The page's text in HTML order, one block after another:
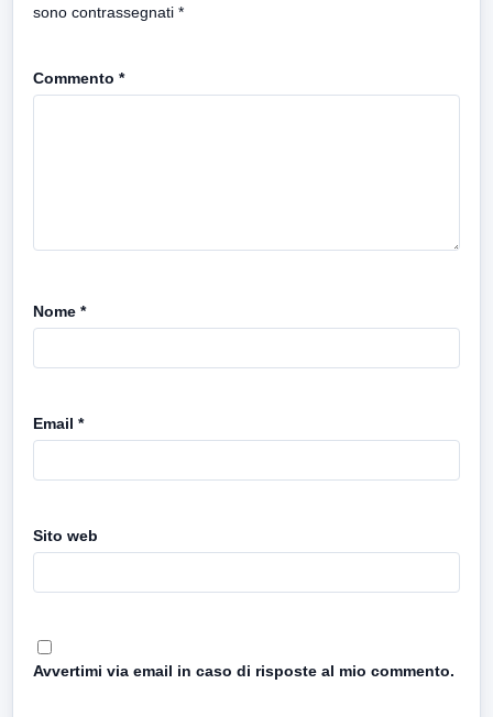
sono contrassegnati *
Commento *
Nome *
Email *
Sito web
Avvertimi via email in caso di risposte al mio commento.